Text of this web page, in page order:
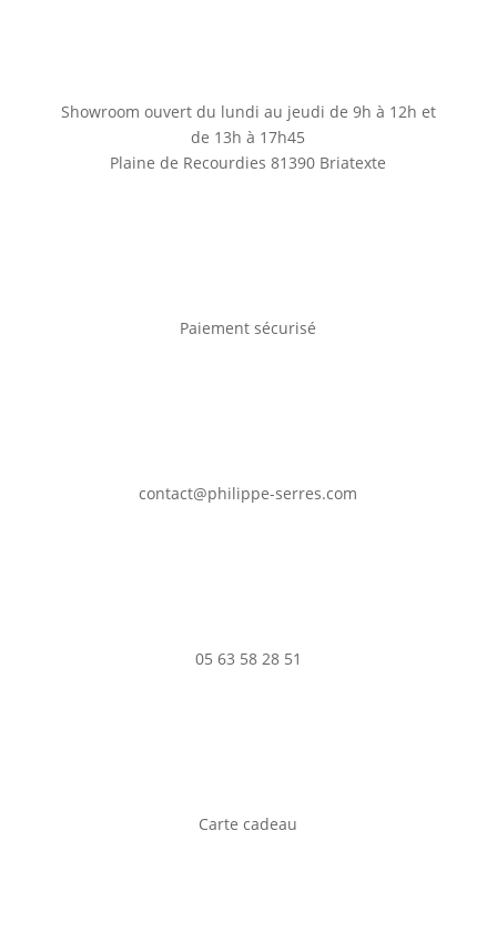
Showroom ouvert du lundi au jeudi de 9h à 12h et
de 13h à 17h45
Plaine de Recourdies81390 Briatexte
Paiement sécurisé
contact@philippe-serres.com
05 63 58 28 51
Carte cadeau